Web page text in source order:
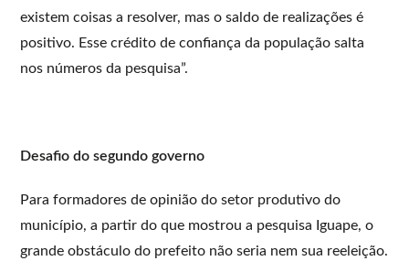
existem coisas a resolver, mas o saldo de realizações é
positivo. Esse crédito de confiança da população salta
nos números da pesquisa”.
Desafio do segundo governo
Para formadores de opinião do setor produtivo do
município, a partir do que mostrou a pesquisa Iguape, o
grande obstáculo do prefeito não seria nem sua reeleição.